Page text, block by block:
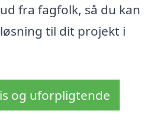
fra fagfolk, så du kan
til dit projekt i
og uforpligtende